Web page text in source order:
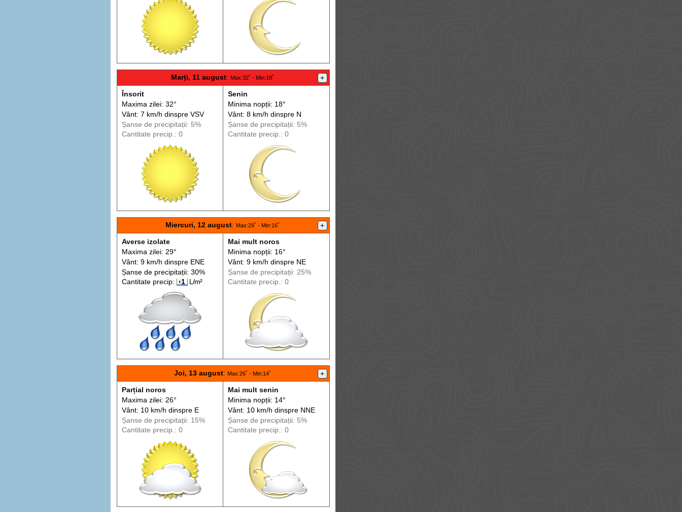
Marți, 11 august: Max:32˚ - Min:18˚ +
Însorit
Maxima zilei: 32°
Vânt: 7 km/h dinspreVSV
Șanse de precipitații: 5%
Cantitate precip.: 0
Senin
Minima nopții: 18°
Vânt: 8 km/h dinspreN
Șanse de precipitații: 5%
Cantitate precip.: 0
Miercuri, 12 august: Max:29˚ - Min:16˚ +
Averse izolate
Maxima zilei: 29°
Vânt: 9 km/h dinspreENE
Șanse de precipitații: 30%
Cantitate precip:
‹1 L/m²
Mai mult noros
Minima nopții: 16°
Vânt: 9 km/h dinspreNE
Șanse de precipitații: 25%
Cantitate precip.: 0
Joi, 13 august: Max:26˚ - Min:14˚ +
Parțial noros
Maxima zilei: 26°
Vânt: 10 km/h dinspreE
Șanse de precipitații: 15%
Cantitate precip.: 0
Mai mult senin
Minima nopții: 14°
Vânt: 10 km/h dinspreNNE
Șanse de precipitații: 5%
Cantitate precip.: 0